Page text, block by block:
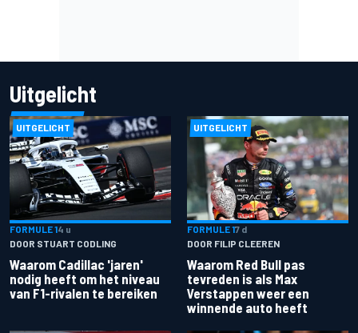
Uitgelicht
UITGELICHT
FORMULE 14 u
DOOR STUART CODLING
Waarom Cadillac 'jaren'
nodig heeft om het niveau
van F1-rivalen te bereiken
UITGELICHT
FORMULE 17 d
DOOR FILIP CLEEREN
Waarom Red Bull pas
tevreden is als Max
Verstappen weer een
winnende auto heeft